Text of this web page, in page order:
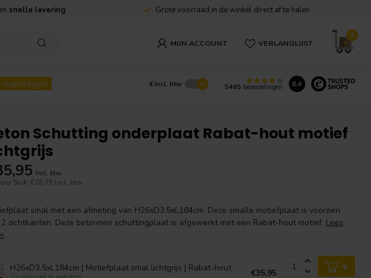
snelle levering Grote voorraad in de winkel direct af te halen
MIJN ACCOUNT VERLANGLIJST
0
€ Incl. btw 5465 beoordelingen 8.4
Schutting onderplaat Rabat-hout motief
Incl. btw
Stuk: €26,75 Incl. btw
smal met een afmeting van H26xD3.5xL184cm. Deze smalle motiefplaat is voorzien
zichtkanten. Deze betonnen schuttingplaat is afgewerkt met een Rabat-hout motief. Lees
.
H26xD3.5xL184cm | Motiefplaat smal lichtgrijs | Rabat-hout €35,95 +